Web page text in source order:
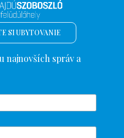
SI UBYTOVANIE
najnovších správ a